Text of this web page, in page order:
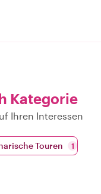
Kategorie
Ihren Interessen
Touren 1